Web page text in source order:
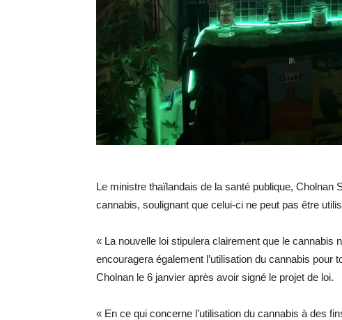
Le ministre thaïlandais de la santé publique, Cholnan
cannabis, soulignant que celui-ci ne peut pas être
« La nouvelle loi stipulera clairement que le cannabis
encouragera également l’utilisation du cannabis
Cholnan le 6 janvier après avoir signé le projet de loi.
« En ce qui concerne l’utilisation du cannabis à des